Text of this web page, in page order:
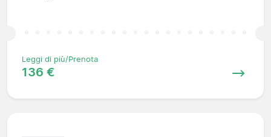
Leggi di più/Prenota
136 €